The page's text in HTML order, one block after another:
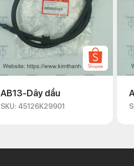
AB13-Dây dầu
SKU: 45126K29901